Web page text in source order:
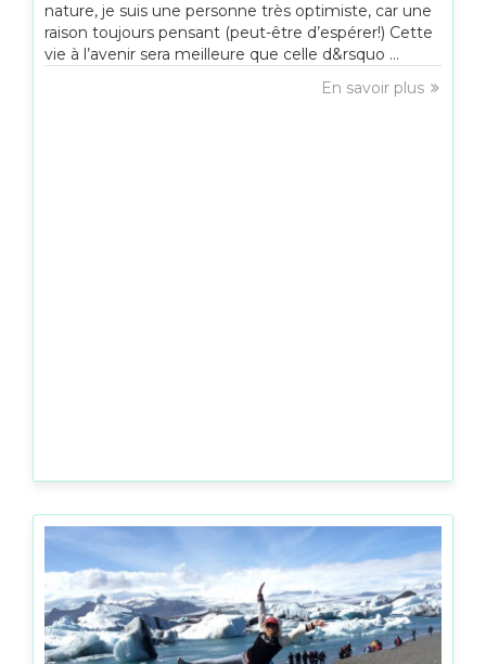
nature, je suis une personne très optimiste, car une
raison toujours pensant (peut-être d’espérer!) Cette
vie à l’avenir sera meilleure que celle d&rsquo ...
En savoir plus